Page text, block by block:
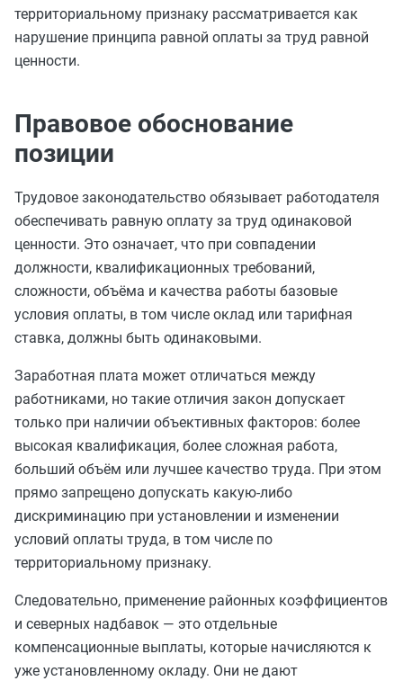
территориальному признаку рассматривается как
нарушение принципа равной оплаты за труд равной
ценности.
Правовое обоснование
позиции
Трудовое законодательство обязывает работодателя
обеспечивать равную оплату за труд одинаковой
ценности. Это означает, что при совпадении
должности, квалификационных требований,
сложности, объёма и качества работы базовые
условия оплаты, в том числе оклад или тарифная
ставка, должны быть одинаковыми.
Заработная плата может отличаться между
работниками, но такие отличия закон допускает
только при наличии объективных факторов: более
высокая квалификация, более сложная работа,
больший объём или лучшее качество труда. При этом
прямо запрещено допускать какую‑либо
дискриминацию при установлении и изменении
условий оплаты труда, в том числе по
территориальному признаку.
Следовательно, применение районных коэффициентов
и северных надбавок — это отдельные
компенсационные выплаты, которые начисляются к
уже установленному окладу. Они не дают